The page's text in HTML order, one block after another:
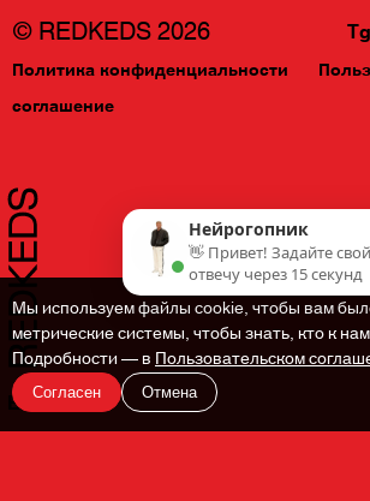
En
© REDKEDS 2026 Tg
Политика конфиденциальности
соглашение
Мы используем файлы cookie, чтобы вам
метрические системы, чтобы знать, кто к
Подробности — вПользовательском
Согласен Отмена
Нейрогопник
👋 Привет! Задайте
отвечу через 15 секунд